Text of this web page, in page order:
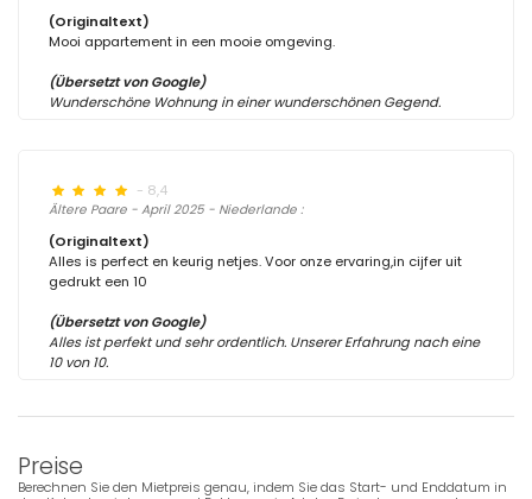
(Originaltext)
Mooi appartement in een mooie omgeving.
(Übersetzt von Google)
Wunderschöne Wohnung in einer wunderschönen Gegend.
- 8,4
Ältere Paare - April 2025 - Niederlande :
(Originaltext)
Alles is perfect en keurig netjes. Voor onze ervaring,in cijfer uit
gedrukt een 10
(Übersetzt von Google)
Alles ist perfekt und sehr ordentlich. Unserer Erfahrung nach eine
10 von 10.
Preise
Berechnen Sie den Mietpreis genau, indem Sie das Start- und Enddatum in